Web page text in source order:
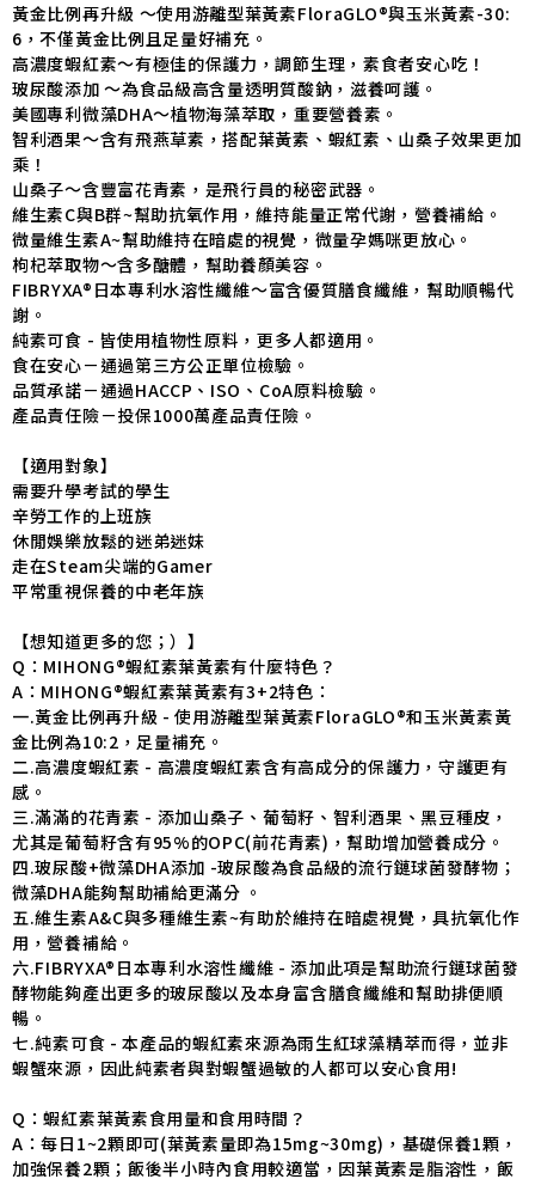
黃金比例再升級 ～使用游離型葉黃素FloraGLO®與玉米黃素-30:
6，不僅黃金比例且足量好補充。
高濃度蝦紅素～有極佳的保護力，調節生理，素食者安心吃！
玻尿酸添加 ～為食品級高含量透明質酸鈉，滋養呵護。
美國專利微藻DHA～植物海藻萃取，重要營養素。
智利酒果～含有飛燕草素，搭配葉黃素、蝦紅素、山桑子效果更加
乘！
山桑子～含豐富花青素，是飛行員的秘密武器。
維生素C與B群~幫助抗氧作用，維持能量正常代謝，營養補給。
微量維生素A~幫助維持在暗處的視覺，微量孕媽咪更放心。
枸杞萃取物～含多醣體，幫助養顏美容。
FIBRYXA®日本專利水溶性纖維～富含優質膳食纖維，幫助順暢代
謝。
純素可食 - 皆使用植物性原料，更多人都適用。
食在安心－通過第三方公正單位檢驗。
品質承諾－通過HACCP、ISO、CoA原料檢驗。
產品責任險－投保1000萬產品責任險。
【適用對象】
需要升學考試的學生
辛勞工作的上班族
休閒娛樂放鬆的迷弟迷妹
走在Steam尖端的Gamer
平常重視保養的中老年族
【想知道更多的您；）】
Q：MIHONG®蝦紅素葉黃素有什麼特色？
A：MIHONG®蝦紅素葉黃素有3+2特色：
一.黃金比例再升級 - 使用游離型葉黃素FloraGLO®和玉米黃素黃
金比例為10:2，足量補充。
二.高濃度蝦紅素 - 高濃度蝦紅素含有高成分的保護力，守護更有
感。
三.滿滿的花青素 - 添加山桑子、葡萄籽、智利酒果、黑豆種皮，
尤其是葡萄籽含有95%的OPC(前花青素)，幫助增加營養成分。
四.玻尿酸+微藻DHA添加 -玻尿酸為食品級的流行鏈球菌發酵物；
微藻DHA能夠幫助補給更滿分 。
五.維生素A&C與多種維生素~有助於維持在暗處視覺，具抗氧化作
用，營養補給。
六.FIBRYXA®日本專利水溶性纖維 - 添加此項是幫助流行鏈球菌發
酵物能夠產出更多的玻尿酸以及本身富含膳食纖維和幫助排便順
暢。
七.純素可食 - 本產品的蝦紅素來源為雨生紅球藻精萃而得，並非
蝦蟹來源，因此純素者與對蝦蟹過敏的人都可以安心食用!
Q：蝦紅素葉黃素食用量和食用時間？
A：每日1~2顆即可(葉黃素量即為15mg~30mg)，基礎保養1顆，
加強保養2顆；飯後半小時內食用較適當，因葉黃素是脂溶性，飯